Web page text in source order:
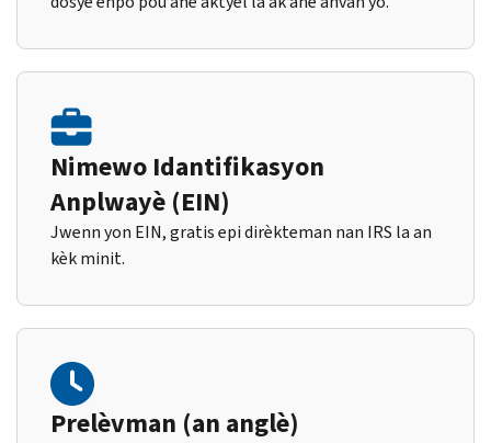
Nimewo Idantifikasyon
Anplwayè (EIN)
Jwenn yon EIN, gratis epi dirèkteman nan IRS la an
kèk minit.
Prelèvman (an anglè)